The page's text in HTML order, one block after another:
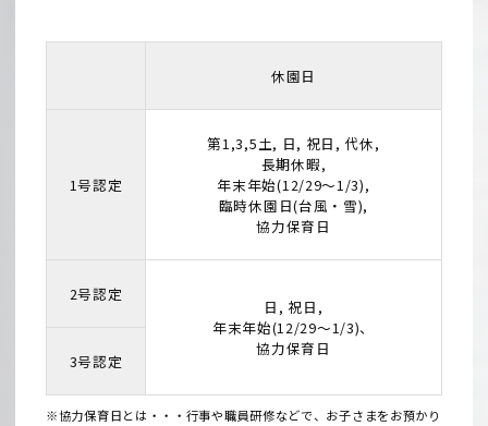
休園日
1号認定
第1,3,5土, 日, 祝日, 代休,
長期休暇,
年末年始(12/29～1/3),
臨時休園日(台風・雪),
協力保育日
2号認定
日, 祝日,
年末年始(12/29～1/3)、
協力保育日
3号認定
※協力保育日とは・・・行事や職員研修などで、お子さまをお預かり